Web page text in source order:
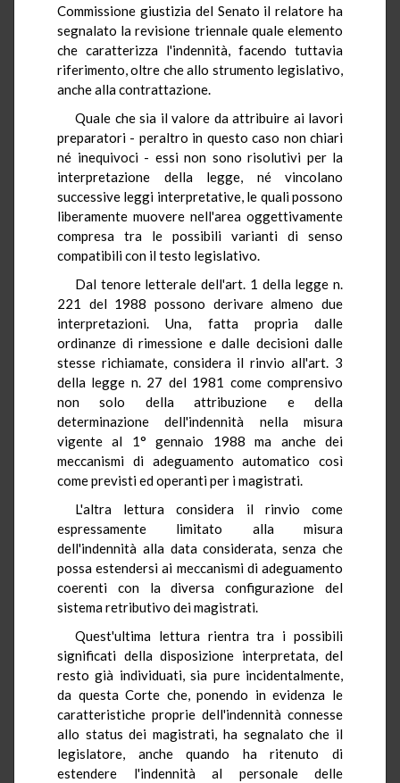
Commissione giustizia del Senato il relatore ha
segnalato la revisione triennale quale elemento
che caratterizza l'indennità, facendo tuttavia
riferimento, oltre che allo strumento legislativo,
anche alla contrattazione.
Quale che sia il valore da attribuire ai lavori
preparatori - peraltro in questo caso non chiari
né inequivoci - essi non sono risolutivi per la
interpretazione della legge, né vincolano
successive leggi interpretative, le quali possono
liberamente muovere nell'area oggettivamente
compresa tra le possibili varianti di senso
compatibili con il testo legislativo.
Dal tenore letterale dell'art. 1 della legge n.
221 del 1988 possono derivare almeno due
interpretazioni. Una, fatta propria dalle
ordinanze di rimessione e dalle decisioni dalle
stesse richiamate, considera il rinvio all'art. 3
della legge n. 27 del 1981 come comprensivo
non solo della attribuzione e della
determinazione dell'indennità nella misura
vigente al 1° gennaio 1988 ma anche dei
meccanismi di adeguamento automatico così
come previsti ed operanti per i magistrati.
L'altra lettura considera il rinvio come
espressamente limitato alla misura
dell'indennità alla data considerata, senza che
possa estendersi ai meccanismi di adeguamento
coerenti con la diversa configurazione del
sistema retributivo dei magistrati.
Quest'ultima lettura rientra tra i possibili
significati della disposizione interpretata, del
resto già individuati, sia pure incidentalmente,
da questa Corte che, ponendo in evidenza le
caratteristiche proprie dell'indennità connesse
allo status dei magistrati, ha segnalato che il
legislatore, anche quando ha ritenuto di
estendere l'indennità al personale delle